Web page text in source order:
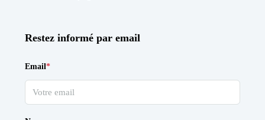
Restez informé par email
Email*